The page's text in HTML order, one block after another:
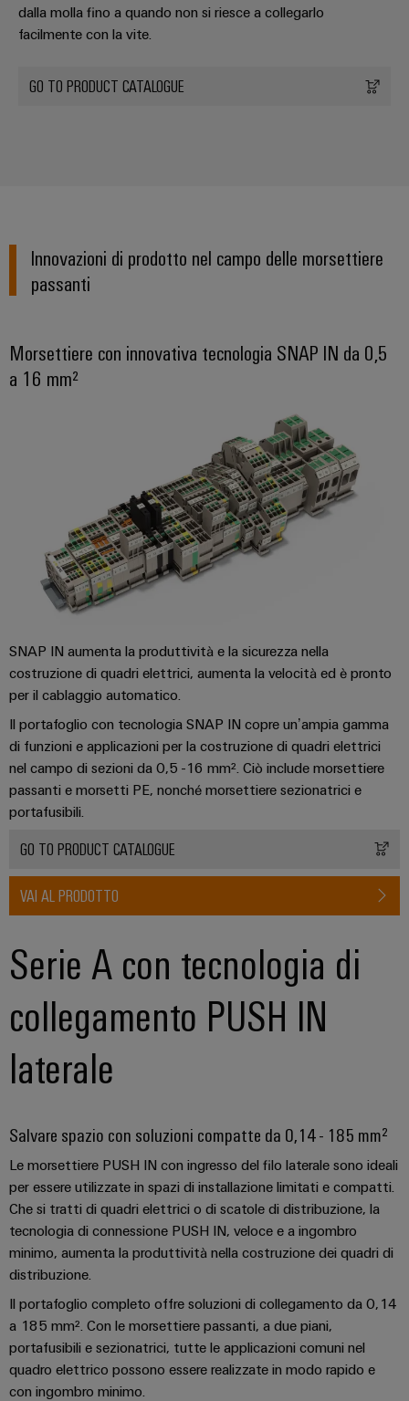
Stoccaggio
energia
Trasmissione
Stabilità
e
sicurezza
Trattamento
dell’acqua
e
delle
acque
reflue
l’industria
dell’acqua
e
acque
reflue
Oil
&
Garantire
di
funzionamento
soluzioni
in
l'industria
di
processo
Misurazione
dell'energia
Weidmüller
dei
servizi
industriali
Macchine
automatiche
Stampanti
industriali
Marcatori
Illuminazione
industriale
Infrastruttura
del
quadro
elettrico
Servizio
assemblaggio
per
morsettiere
preassemblate
modificate
e
dotate
Cavi
assemblati
personalizzati
Nuovi
prodotti
Connettività
dalla molla fino a quando non si riesce a collegarlo
facilmente con la vite.
GO TO PRODUCT CATALOGUE
Innovazioni di prodotto nel campo delle morsettiere
passanti
Morsettiere con innovativa tecnologia SNAP IN da 0,5
a 16 mm²
SNAP IN aumenta la produttività e la sicurezza nella
costruzione di quadri elettrici, aumenta la velocità ed è pronto
per il cablaggio automatico.
Il portafoglio con tecnologia SNAP IN copre un’ampia gamma
di funzioni e applicazioni per la costruzione di quadri elettrici
nel campo di sezioni da 0,5 -16 mm². Ciò include morsettiere
passanti e morsetti PE, nonché morsettiere sezionatrici e
portafusibili.
GO TO PRODUCT CATALOGUE
VAI AL PRODOTTO
Serie A con tecnologia di
collegamento PUSH IN
laterale
Salvare spazio con soluzioni compatte da 0,14 - 185 mm²
Le morsettiere PUSH IN con ingresso del filo laterale sono ideali
per essere utilizzate in spazi di installazione limitati e compatti.
Che si tratti di quadri elettrici o di scatole di distribuzione, la
tecnologia di connessione PUSH IN, veloce e a ingombro
minimo, aumenta la produttività nella costruzione dei quadri di
distribuzione.
Il portafoglio completo offre soluzioni di collegamento da 0,14
a 185 mm². Con le morsettiere passanti, a due piani,
portafusibili e sezionatrici, tutte le applicazioni comuni nel
quadro elettrico possono essere realizzate in modo rapido e
con ingombro minimo.